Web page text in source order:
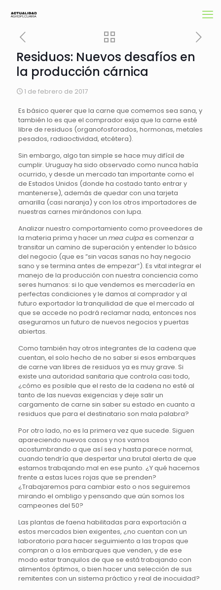
Residuos: Nuevos desafíos en
la producción cárnica
1 de febrero de 2017
Es básico querer que la carne que comemos sea sana, y
también lo es que el comprador exija que la carne esté
libre de residuos (organofosforados, hormonas, metales
pesados, radiaoctividad, etcétera).
Sin embargo, algo tan simple se hace muy difícil de
cumplir. Uruguay ha sido observado como nunca había
ocurrido, y desde un mercado tan importante como el
de Estados Unidos (donde ha costado tanto entrar y
mantenerse), además de quedar con una tarjeta
amarilla (casi naranja) y con los otros importadores de
nuestras carnes mirándonos con lupa.
Analizar nuestro comportamiento como proveedores de
la materia prima y hacer un mea culpaes comenzar a
transitar un camino de superación y entender lo básico
del negocio (que es ”sin vacas sanas no hay negocio
sano y se termina antes de empezar”). Es vital integrar el
manejo de la producción con nuestra conciencia como
seres humanos: si lo que vendemos es mercadería en
perfectas condiciones y le damos al comprador y al
futuro exportador la tranquilidad de que el mercado al
que se accede no podrá reclamar nada, entonces nos
aseguramos un futuro de nuevos negocios y puertas
abiertas.
Como también hay otros integrantes de la cadena que
cuentan, el solo hecho de no saber si esos embarques
de carne van libres de residuos ya es muy grave. Si
existe una autoridad sanitaria que controla casi todo,
¿cómo es posible que el resto de la cadena no esté al
tanto de las nuevas exigencias y deje salir un
cargamento de carne sin saber su estado en cuanto a
residuos que para el destinatario son mala palabra?
Por otro lado, no es la primera vez que sucede. Siguen
apareciendo nuevos casos y nos vamos
acostumbrando a que así sea y hasta parece normal,
cuando tendría que despertar una brutal alerta de que
estamos trabajando mal en ese punto. ¿Y qué hacemos
frente a estas luces rojas que se prenden?
¿Trabajaremos para cambiar esto o nos seguiremos
mirando el ombligo y pensando que aún somos los
campeones del 50?
Las plantas de faena habilitadas para exportación a
estos mercados bien exigentes, ¿no cuentan con un
laboratorio para hacer seguimiento a las tropas que
compran o a los embarques que venden, y de ese
modo estar tranquilos de que se está trabajando con
alimentos óptimos, o bien hacer una selección de sus
remitentes con un sistema práctico y real de inocuidad?